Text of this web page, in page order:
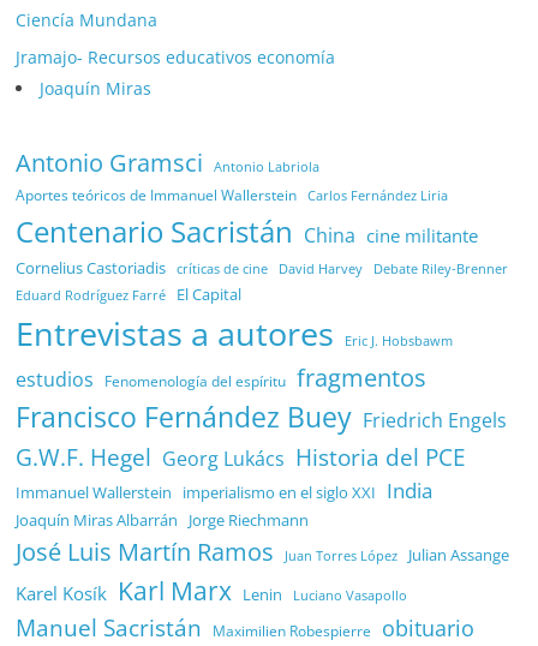
Ciencía Mundana
Jramajo- Recursos educativos economía
Joaquín Miras
Antonio Gramsci Antonio Labriola
Aportes teóricos de Immanuel Wallerstein Carlos Fernández Liria
Centenario Sacristán China cine militante
Cornelius Castoriadis críticas de cine David Harvey Debate Riley-Brenner
Eduard Rodríguez Farré El Capital
Entrevistas a autores Eric J. Hobsbawm
estudios Fenomenología del espíritu fragmentos
Francisco Fernández Buey Friedrich Engels
G.W.F. Hegel Georg Lukács Historia del PCE
Immanuel Wallerstein imperialismo en el siglo XXI India
Joaquín Miras Albarrán Jorge Riechmann
José Luis Martín Ramos Juan Torres López Julian Assange
Karel Kosík Karl Marx Lenin Luciano Vasapollo
Manuel Sacristán Maximilien Robespierre
obituario